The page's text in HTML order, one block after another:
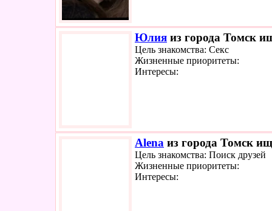
Юлия из города Томск
Цель знакомства: Секс
Жизненные приоритеты:
Интересы:
Alena из города Томск
Цель знакомства: Поиск друзей
Жизненные приоритеты:
Интересы: